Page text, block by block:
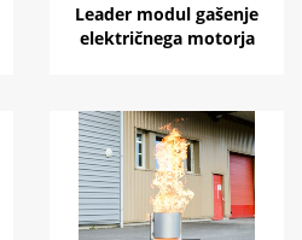
Leader modul gašenje
električnega motorja